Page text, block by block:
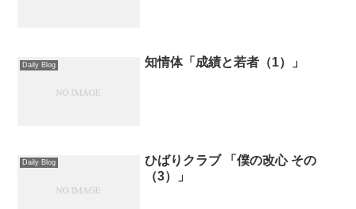
Daily Blog 知情体「成績と若者（1）」
Daily Blog
ひばりクラブ 「僕の改心 その
（3）」